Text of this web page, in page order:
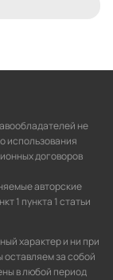
не
использования
договоров
авторские
1 пункта 1 статьи
характер и ни при
оставляем за собой
в любой период